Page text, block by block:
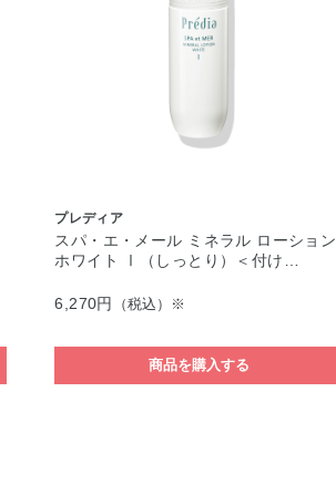
プレディア
スパ・エ・メール ミネラル ローション
ホワイト Ⅰ（しっとり）＜付け…
6,270円 （税込）※
商品を購入する